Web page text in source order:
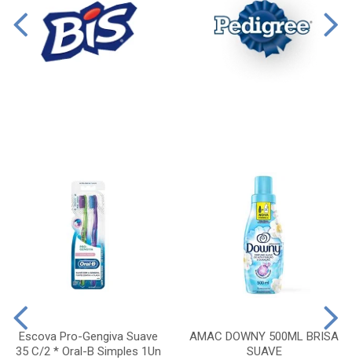
Escova Pro-Gengiva Suave
35 C/2 * Oral-B Simples 1Un
AMAC DOWNY 500ML BRISA
SUAVE